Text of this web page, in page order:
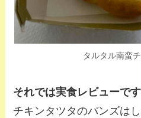
タルタル南蛮
それでは実食レビューです
チキンタツタのバンズは